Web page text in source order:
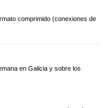
comprimido (conexiones de
en Galicia y sobre los